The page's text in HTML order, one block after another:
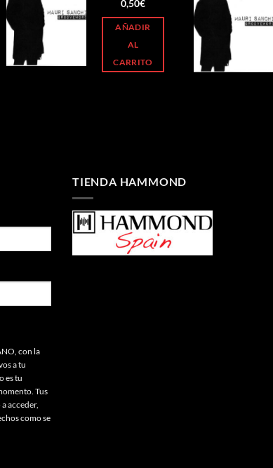
0,50€
AÑADIR
AL
CARRITO
con la
a tu
es tu
Tus
acceder,
como se
TIENDA HAMMOND